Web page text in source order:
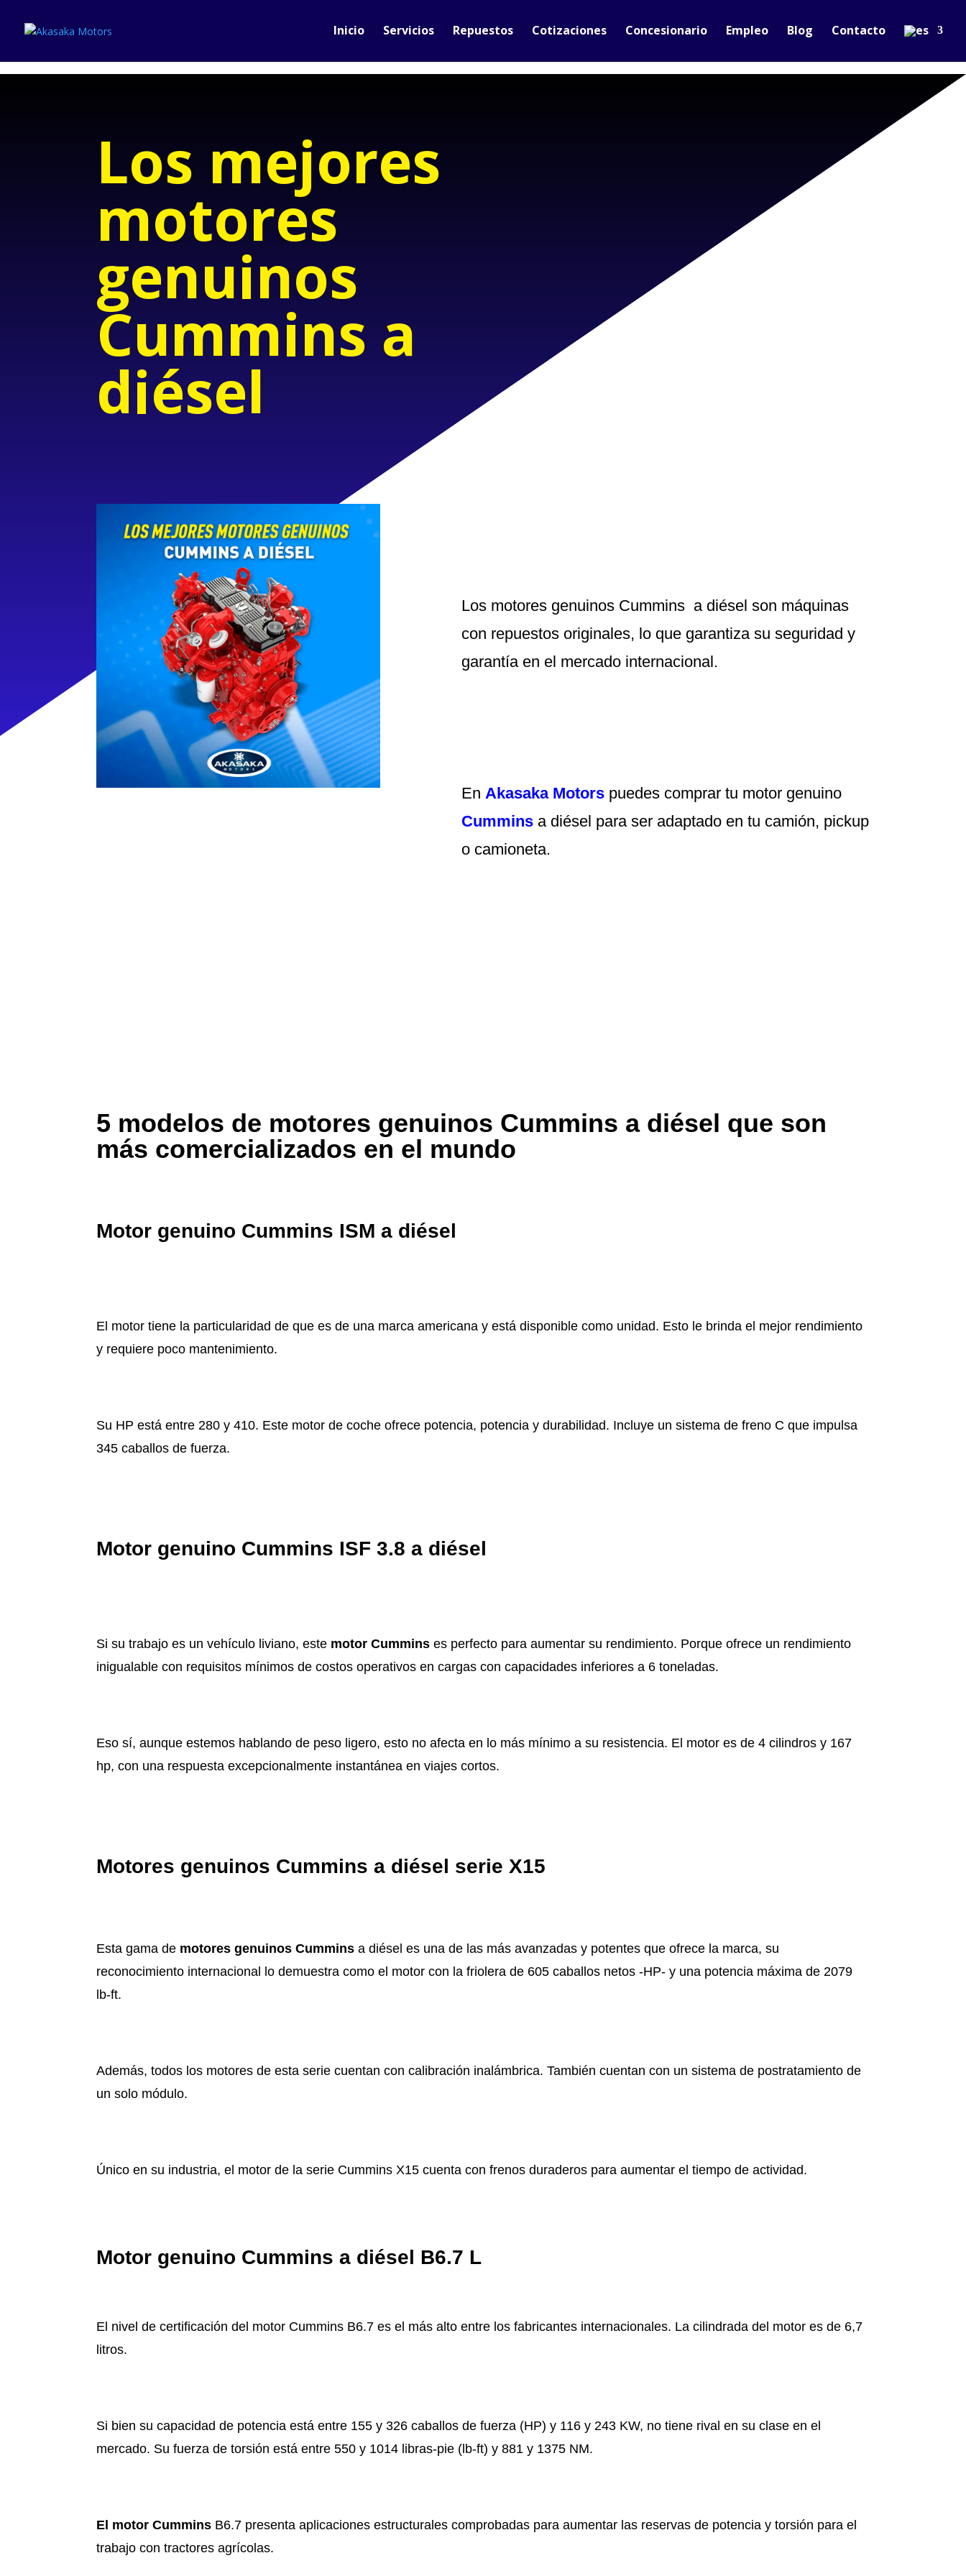
Inicio Servicios Repuestos Cotizaciones Concesionario Empleo Blog Contacto
Los mejores
motores
genuinos
Cummins a
diésel
Los motores genuinos Cummins a diésel son máquinas
con repuestos originales, lo que garantiza su seguridad y
garantía en el mercado internacional.
En Akasaka Motorspuedes comprar tu motor genuino
Cumminsa diésel para ser adaptado en tu camión, pickup
o camioneta.
5 modelos de motores genuinos Cummins a diésel que son
más comercializados en el mundo
Motor genuino Cummins ISM a diésel
El motor tiene la particularidad de que es de una marca americana y está disponible como unidad. Esto le brinda el mejor rendimiento
y requiere poco mantenimiento.
Su HP está entre 280 y 410. Este motor de coche ofrece potencia, potencia y durabilidad. Incluye un sistema de freno C que impulsa
345 caballos de fuerza.
Motor genuino Cummins ISF 3.8 a diésel
Si su trabajo es un vehículo liviano, este motor Cummins es perfecto para aumentar su rendimiento. Porque ofrece un rendimiento
inigualable con requisitos mínimos de costos operativos en cargas con capacidades inferiores a 6 toneladas.
Eso sí, aunque estemos hablando de peso ligero, esto no afecta en lo más mínimo a su resistencia. El motor es de 4 cilindros y 167
hp, con una respuesta excepcionalmente instantánea en viajes cortos.
Motores genuinos Cummins a diésel serie X15
Esta gama de motores genuinos Cummins a diésel es una de las más avanzadas y potentes que ofrece la marca, su
reconocimiento internacional lo demuestra como el motor con la friolera de 605 caballos netos -HP- y una potencia máxima de 2079
lb-ft.
Además, todos los motores de esta serie cuentan con calibración inalámbrica. También cuentan con un sistema de postratamiento de
un solo módulo.
Único en su industria, el motor de la serie Cummins X15 cuenta con frenos duraderos para aumentar el tiempo de actividad.
Motor genuino Cummins a diésel B6.7 L
El nivel de certificación del motor Cummins B6.7 es el más alto entre los fabricantes internacionales. La cilindrada del motor es de 6,7
litros.
Si bien su capacidad de potencia está entre 155 y 326 caballos de fuerza (HP) y 116 y 243 KW, no tiene rival en su clase en el
mercado. Su fuerza de torsión está entre 550 y 1014 libras-pie (lb-ft) y 881 y 1375 NM.
El motor Cummins B6.7 presenta aplicaciones estructurales comprobadas para aumentar las reservas de potencia y torsión para el
trabajo con tractores agrícolas.